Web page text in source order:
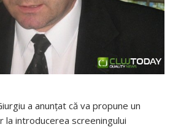
a anunţat că va propune un
introducerea screeningului